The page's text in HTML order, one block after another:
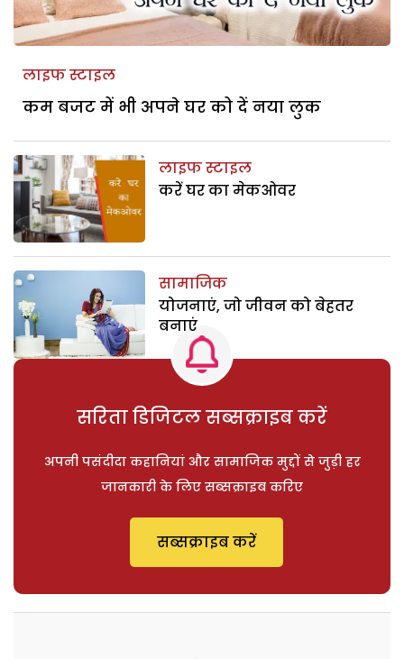
लाइफ स्टाइल
कम बजट में भी अपने घर को दें नया लुक
लाइफ स्टाइल
करें घर का मेकओवर
सामाजिक
योजनाएं, जो जीवन को बेहतर
बनाएं
सरिता डिजिटल सब्सक्राइब करें
अपनी पसंदीदा कहानियां और सामाजिक मुद्दों से जुड़ी हर
जानकारी के लिए सब्सक्राइब करिए
सब्सक्राइब करें